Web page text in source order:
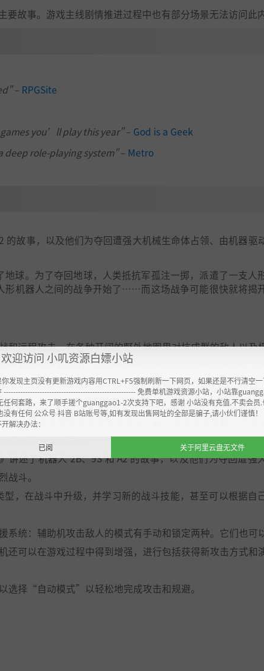
故事。游戏主线剧情推进过程中也有部分场景无法访问此内
– RPGSite
you’ll play this year"– God is a Geek
deep role-playing system"– Metro
的故事，以及他们为夺回遭强大机械生命体占领、由机器驱
球。为了夺回地球，人类抵抗军孤注一掷，派遣了一支人
形机器人之间的战争开始了……而这场战争可能很快就将揭
和远程攻击，在各种开阔的野外地图里对抗成群的敌人以及
手来说很容易学习，同时也为经验更丰富的动作玩家提供了
击，发起高速作战行动，并在迅捷而帅气的躲闪之间，轻松
的美丽远景和场景无缝地结合在一起，无需区域加载。环境
大量的支线活动。
讲述了机器人 2B、9S 和 A2 的故事，以及他们为夺回遭强
战斗。
型，在战斗中升级，并学习新的战斗技能，甚至可以根据自
系统：辅助机攻击敌人的模式有手动和锁定两种。它们也可
还可以在游戏过程中得到增强，进行包括获得新攻击方式和
择“自动模式”以轻松地完成攻击和规避。
欢迎访问 小叽资源白嫖小站
你发现主页没有更新游戏内容用CTRL+F5强制刷新一下网页，如果还是不行清空
------------------------------------------------------- 免费单机游戏资源小站，小站靠
任何套路，来了顺手搓个guanggao1-2次支持下吧，感谢 小站没有充值.不卖会员
没有任何 公众号 抖音 B站账号等,如有发现出售网址的全部是骗子,请小伙们谨慎
解决办法：
已阅 关于阿里云盘无文件